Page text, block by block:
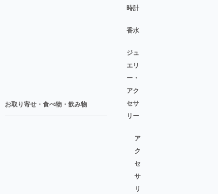
お取り寄せ・食べ物・飲み物
時計
香水
ジュ
エリ
ー・
アク
セサ
リー
ア
ク
セ
サ
リ